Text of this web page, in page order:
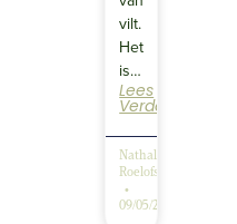
vilt.
Het
is…
Lees
Verder
Nathalie
Roelofsen
09/05/2025